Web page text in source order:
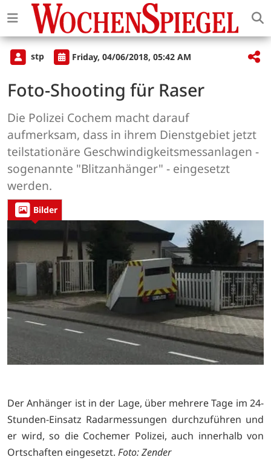
stp Friday, 04/06/2018, 05:42 AM
Foto-Shooting für Raser
Die Polizei Cochem macht darauf
aufmerksam, dass in ihrem Dienstgebiet jetzt
teilstationäre Geschwindigkeitsmessanlagen -
sogenannte "Blitzanhänger" - eingesetzt
werden.
Bilder
Der Anhänger ist in der Lage, über mehrere Tage im 24-
Stunden-Einsatz Radarmessungen durchzuführen und
er wird, so die Cochemer Polizei, auch innerhalb von
Ortschaften eingesetzt. Foto: Zender